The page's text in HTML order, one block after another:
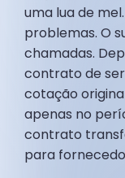
uma lua de
problemas. O
chamadas.
contrato de
cotação
apenas no
contrato
para